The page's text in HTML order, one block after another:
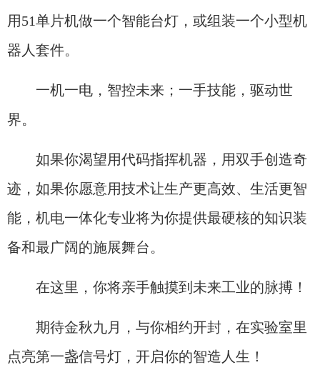
用51单片机做一个智能台灯，或组装一个小型机
器人套件。
一机一电，智控未来；一手技能，驱动世
界。
如果你渴望用代码指挥机器，用双手创造奇
迹，如果你愿意用技术让生产更高效、生活更智
能，机电一体化专业将为你提供最硬核的知识装
备和最广阔的施展舞台。
在这里，你将亲手触摸到未来工业的脉搏！
期待金秋九月，与你相约开封，在实验室里
点亮第一盏信号灯，开启你的智造人生！